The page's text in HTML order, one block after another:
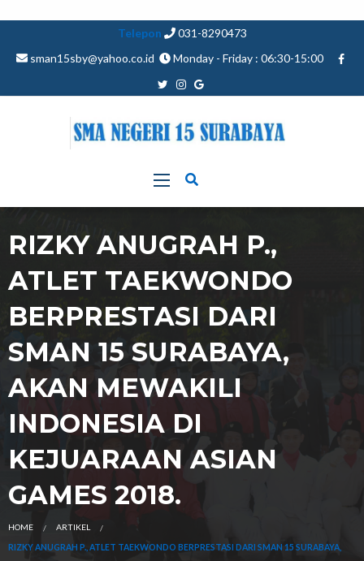
Telepon
031-8290473
sman15sby@yahoo.co.id
Monday - Friday : 06:30-15:00
RIZKY ANUGRAH P.,
ATLET TAEKWONDO
BERPRESTASI DARI
SMAN 15 SURABAYA,
AKAN MEWAKILI
INDONESIA DI
KEJUARAAN ASIAN
GAMES 2018.
HOME ARTIKEL
RIZKY ANUGRAH P., ATLET TAEKWONDO BERPRESTASI DARI SMAN 15 SURABAYA,